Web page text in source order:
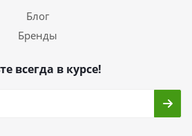
Блог
Бренды
всегда в курсе!